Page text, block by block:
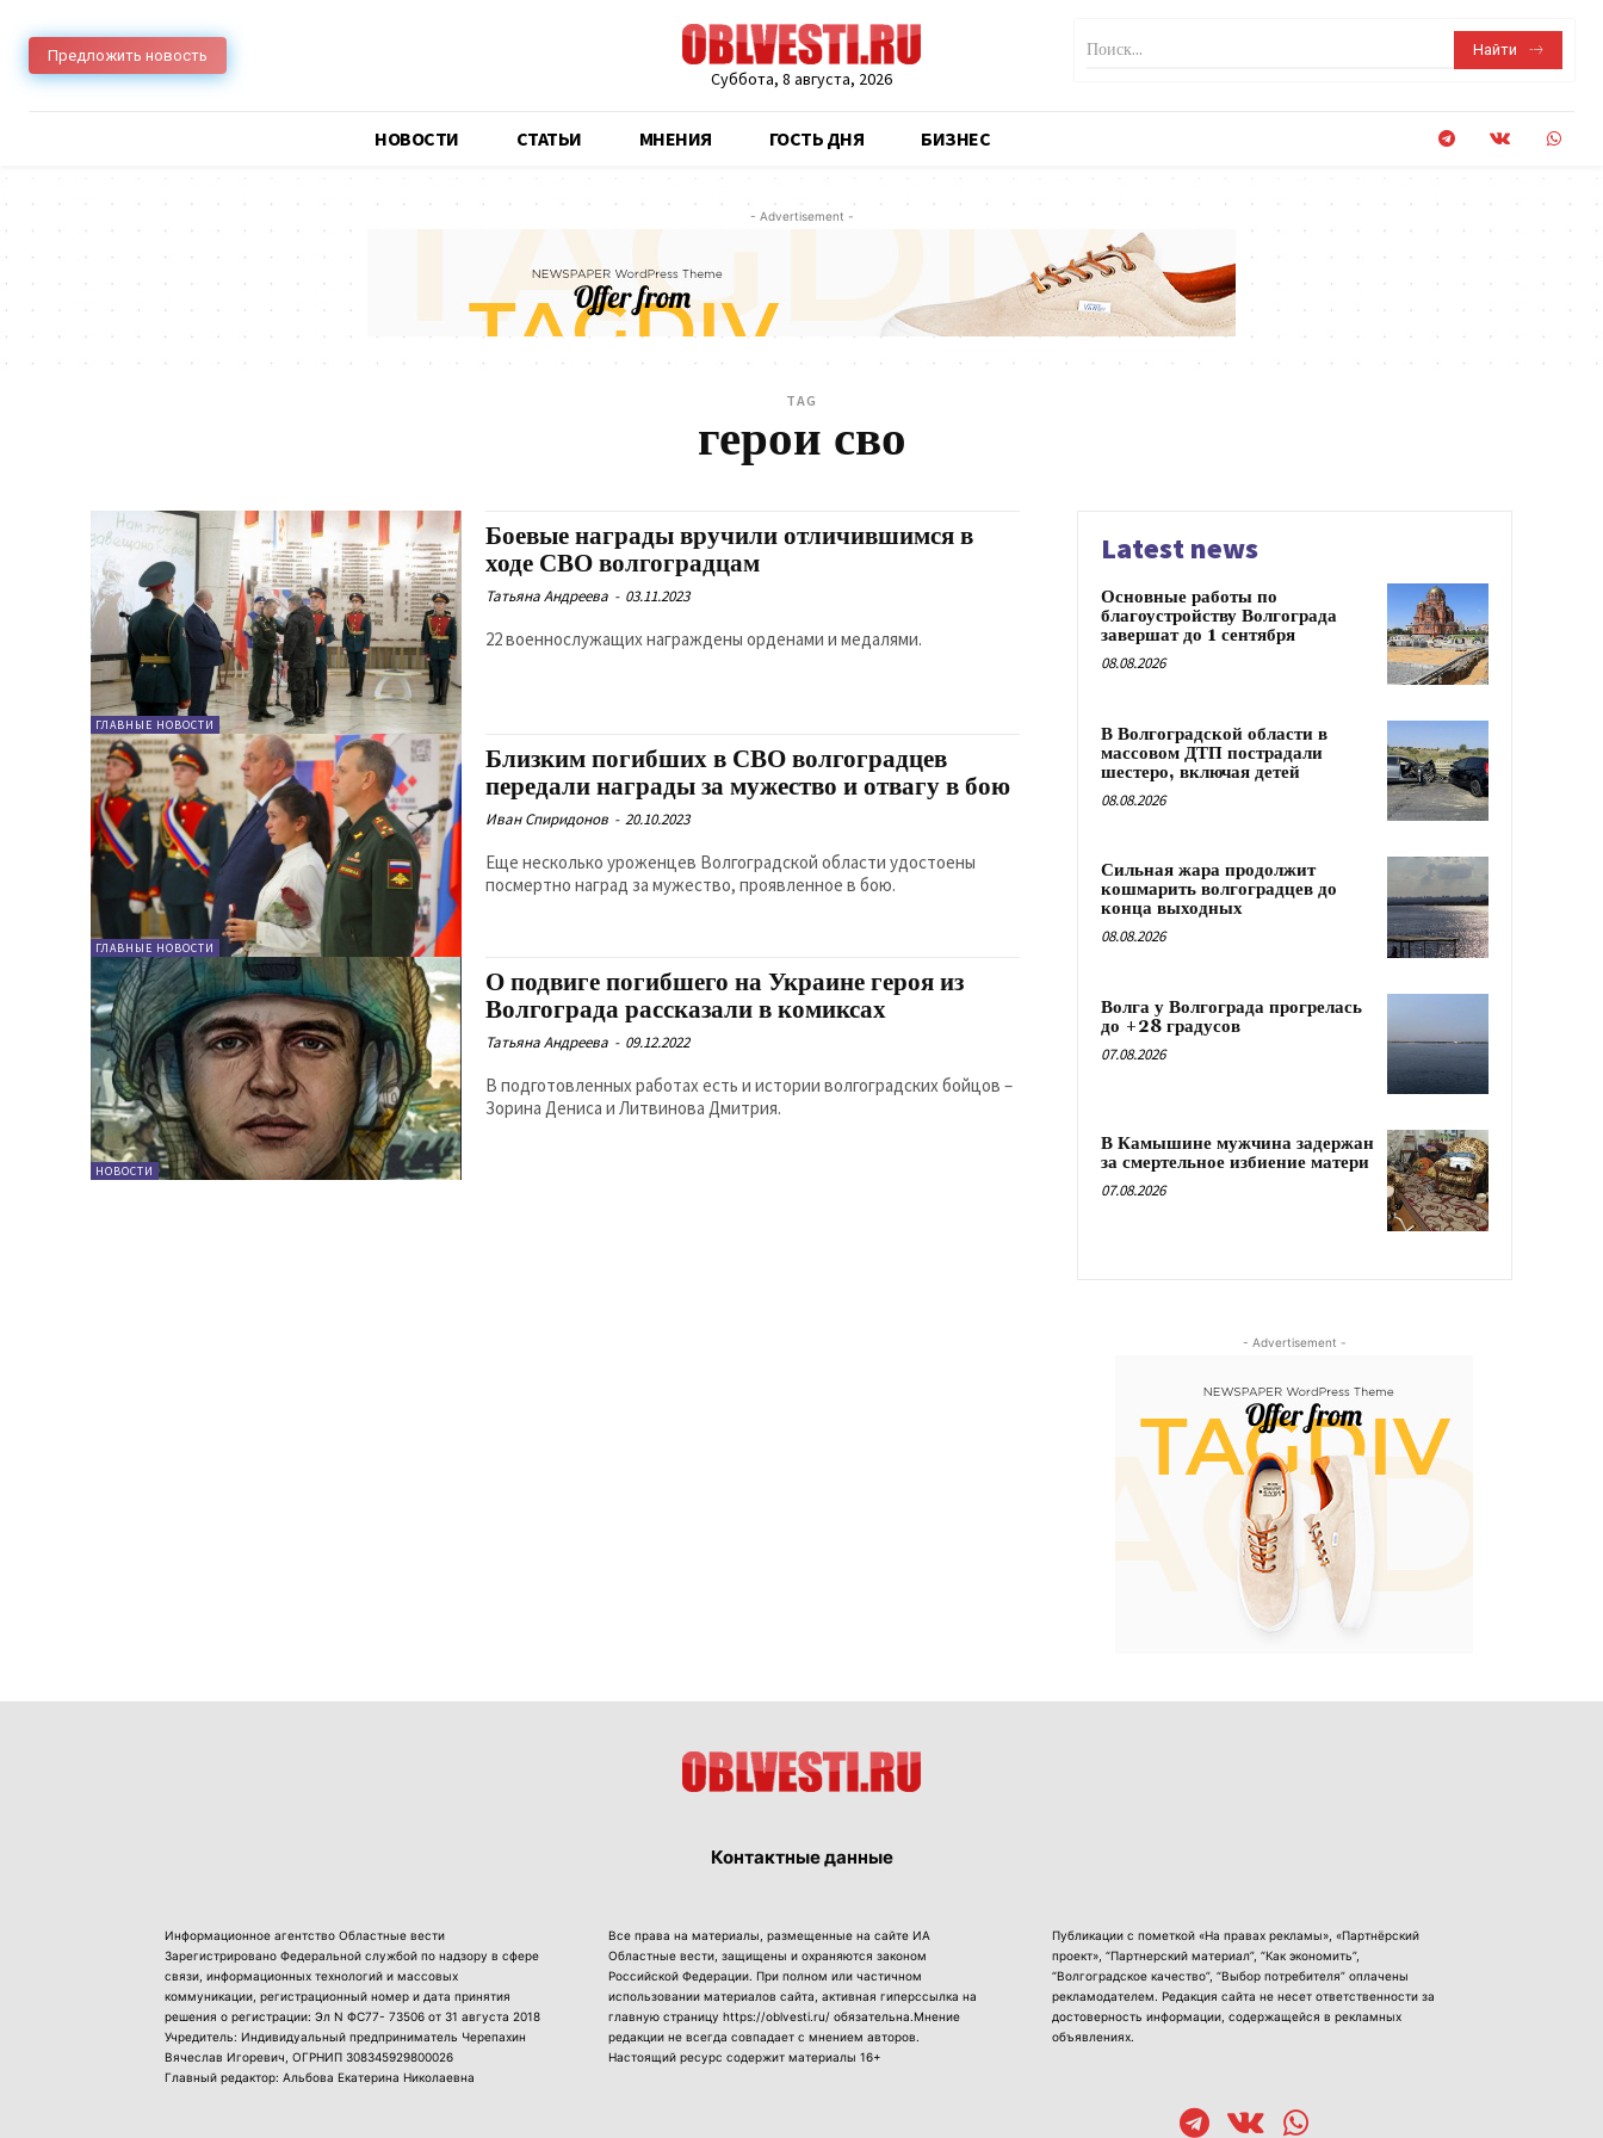
Предложить новость
Суббота, 8 августа, 2026
Поиск... Найти
НОВОСТИ CТАТЬИ МНЕНИЯ ГОСТЬ ДНЯ БИЗНЕС
- Advertisement -
TAG
герои сво
ГЛАВНЫЕ НОВОСТИ
Боевые награды вручили отличившимся в
ходе СВО волгоградцам
Татьяна Андреева - 03.11.2023
22 военнослужащих награждены орденами и медалями.
ГЛАВНЫЕ НОВОСТИ
Близким погибших в СВО волгоградцев
передали награды за мужество и отвагу в бою
Иван Спиридонов - 20.10.2023
Еще несколько уроженцев Волгоградской области удостоены
посмертно наград за мужество, проявленное в бою.
НОВОСТИ
О подвиге погибшего на Украине героя из
Волгограда рассказали в комиксах
Татьяна Андреева - 09.12.2022
В подготовленных работах есть и истории волгоградских бойцов –
Зорина Дениса и Литвинова Дмитрия.
Latest news
Основные работы по
благоустройству Волгограда
завершат до 1 сентября
08.08.2026
В Волгоградской области в
массовом ДТП пострадали
шестеро, включая детей
08.08.2026
Сильная жара продолжит
кошмарить волгоградцев до
конца выходных
08.08.2026
Волга у Волгограда прогрелась
до +28 градусов
07.08.2026
В Камышине мужчина задержан
за смертельное избиение матери
07.08.2026
- Advertisement -
Контактные данные
Информационное агентство Областные вести
Зарегистрировано Федеральной службой по надзору в сфере
связи, информационных технологий и массовых
коммуникации, регистрационный номер и дата принятия
решения о регистрации: Эл N ФС77- 73506 от 31 августа 2018
Учредитель: Индивидуальный предприниматель Черепахин
Вячеслав Игоревич, ОГРНИП 308345929800026
Главный редактор: Альбова Екатерина Николаевна
Все права на материалы, размещенные на сайте ИА
Областные вести, защищены и охраняются законом
Российской Федерации. При полном или частичном
использовании материалов сайта, активная гиперссылка на
главную страницу https://oblvesti.ru/ обязательна.Мнение
редакции не всегда совпадает с мнением авторов.
Настоящий ресурс содержит материалы 16+
Публикации с пометкой «На правах рекламы», «Партнёрский
проект», “Партнерский материал”, “Как экономить”,
“Волгоградское качество”, “Выбор потребителя” оплачены
рекламодателем. Редакция сайта не несет ответственности за
достоверность информации, содержащейся в рекламных
объявлениях.